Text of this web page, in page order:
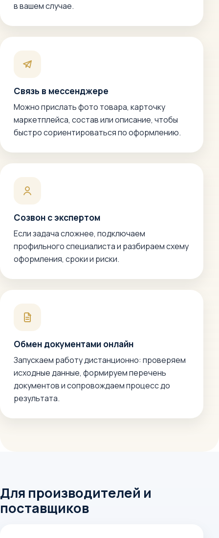
в вашем случае.
Связь в мессенджере
Можно прислать фото товара, карточку
маркетплейса, состав или описание, чтобы
быстро сориентироваться по оформлению.
Созвон с экспертом
Если задача сложнее, подключаем
профильного специалиста и разбираем схему
оформления, сроки и риски.
Обмен документами онлайн
Запускаем работу дистанционно: проверяем
исходные данные, формируем перечень
документов и сопровождаем процесс до
результата.
Для производителей и
поставщиков